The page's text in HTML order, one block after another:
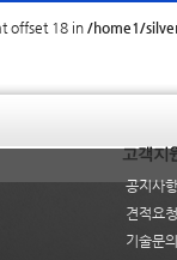
offset 18 in /home1/
공지사항
견적요청
기술문의